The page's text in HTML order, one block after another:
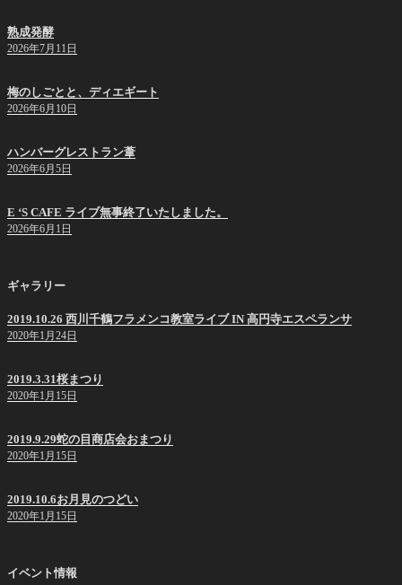
熟成発酵
2026年7月11日
梅のしごとと、ディエギート
2026年6月10日
ハンバーグレストラン葦
2026年6月5日
E ‘S CAFE ライブ無事終了いたしました。
2026年6月1日
ギャラリー
2019.10.26 西川千鶴フラメンコ教室ライブ IN 高円寺エスペランサ
2020年1月24日
2019.3.31桜まつり
2020年1月15日
2019.9.29蛇の目商店会おまつり
2020年1月15日
2019.10.6お月見のつどい
2020年1月15日
イベント情報